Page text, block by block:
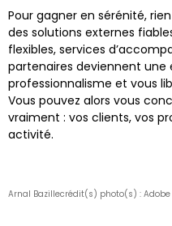
Pour gagner en sérénité,
des solutions externes
flexibles, services
partenaires deviennent une
professionnalisme et vous
Vous pouvez alors vous
vraiment : vos clients, vos
activité.
Arnal Bazillecrédit(s) photo(s) : Adobe